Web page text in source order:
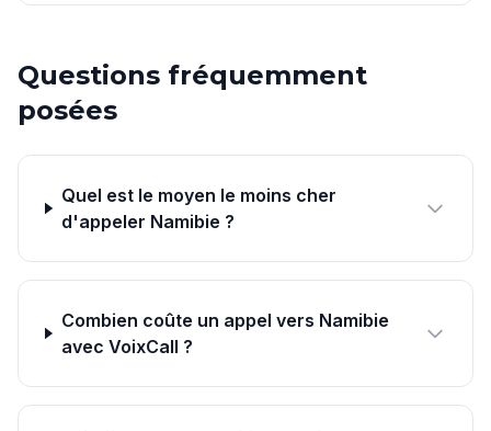
Questions fréquemment
posées
Quel est le moyen le moins cher
d'appeler Namibie ?
Combien coûte un appel vers Namibie
avec VoixCall ?